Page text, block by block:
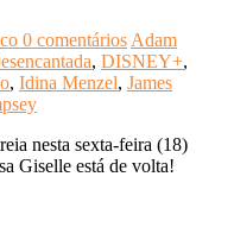
0 comentários Adam
, DISNEY+,
, Idina Menzel, James
nesta sexta-feira (18)
Giselle está de volta!